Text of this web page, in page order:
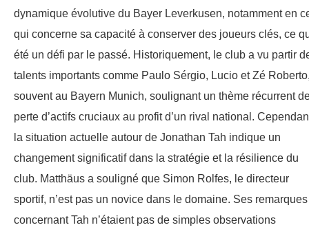
dynamique évolutive du Bayer Leverkusen, notamment en
qui concerne sa capacité à conserver des joueurs clés, ce
été un défi par le passé. Historiquement, le club a vu partir
talents importants comme Paulo Sérgio, Lucio et Zé
souvent au Bayern Munich, soulignant un thème récurrent
perte d’actifs cruciaux au profit d’un rival national.
la situation actuelle autour de Jonathan Tah indique un
changement significatif dans la stratégie et la résilience du
club. Matthäus a souligné que Simon Rolfes, le directeur
sportif, n’est pas un novice dans le domaine. Ses remarques
concernant Tah n’étaient pas de simples observations